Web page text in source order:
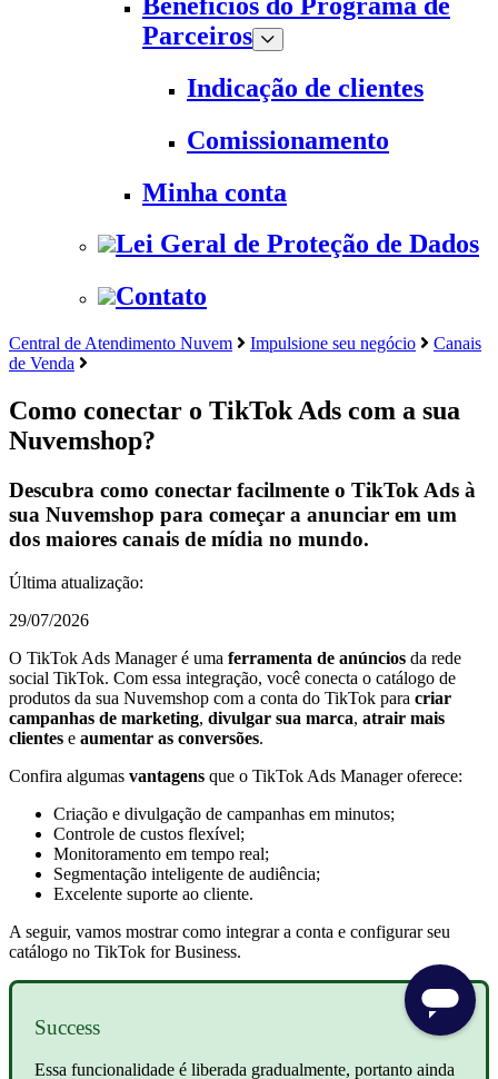
Parceiros
Indicação de clientes
Comissionamento
Minha conta
Lei Geral de Proteção de Dados
Contato
Central de Atendimento Nuvem Impulsione seu negócio
Canais
de Venda
Como conectar o TikTok Ads com a sua
Nuvemshop?
Descubra como conectar facilmente o TikTok Ads à
sua Nuvemshop para começar a anunciar em um
dos maiores canais de mídia no mundo.
Última atualização:
29/07/2026
O TikTok Ads Manager é uma ferramenta de anúncios da rede
social TikTok. Com essa integração, você conecta o catálogo de
produtos da sua Nuvemshop com a conta do TikTok para criar
campanhas de marketing, divulgar sua marca, atrair mais
clientes e aumentar as conversões.
Confira algumas vantagens que o TikTok Ads Manager oferece:
Criação e divulgação de campanhas em minutos;
Controle de custos flexível;
Monitoramento em tempo real;
Segmentação inteligente de audiência;
Excelente suporte ao cliente.
A seguir, vamos mostrar como integrar a conta e configurar seu
catálogo no TikTok for Business.
Success
Essa funcionalidade é liberada gradualmente, portanto ainda